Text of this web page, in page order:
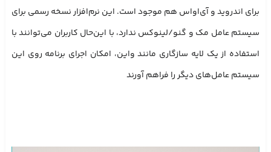
برای اندروید و آی‌اواس هم موجود است. این نرم‌افزار نسخه رسمی برای
سیستم عامل مک و گنو/لینوکس ندارد، با این‌حال کاربران می‌توانند با
استفاده از یک لایه سازگاری مانند واین، امکان اجرای برنامه روی این
سیستم عامل‌های دیگر را فراهم آورند